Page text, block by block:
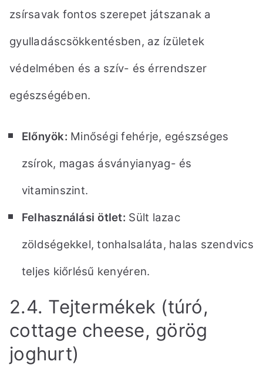
zsírsavak fontos szerepet játszanak a
gyulladáscsökkentésben, az ízületek
védelmében és a szív- és érrendszer
egészségében.
Előnyök: Minőségi fehérje, egészséges
zsírok, magas ásványianyag- és
vitaminszint.
Felhasználási ötlet: Sült lazac
zöldségekkel, tonhalsaláta, halas szendvics
teljes kiőrlésű kenyéren.
2.4. Tejtermékek (túró,
cottage cheese, görög
joghurt)